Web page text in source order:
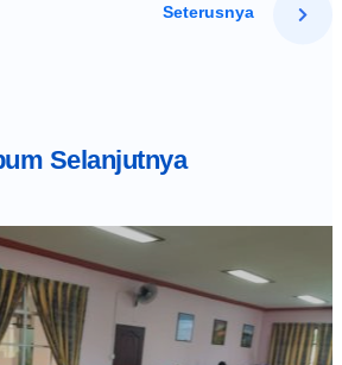
Seterusnya
Selanjutnya